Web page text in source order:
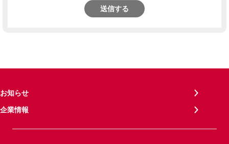
送信する
お知らせ
企業情報